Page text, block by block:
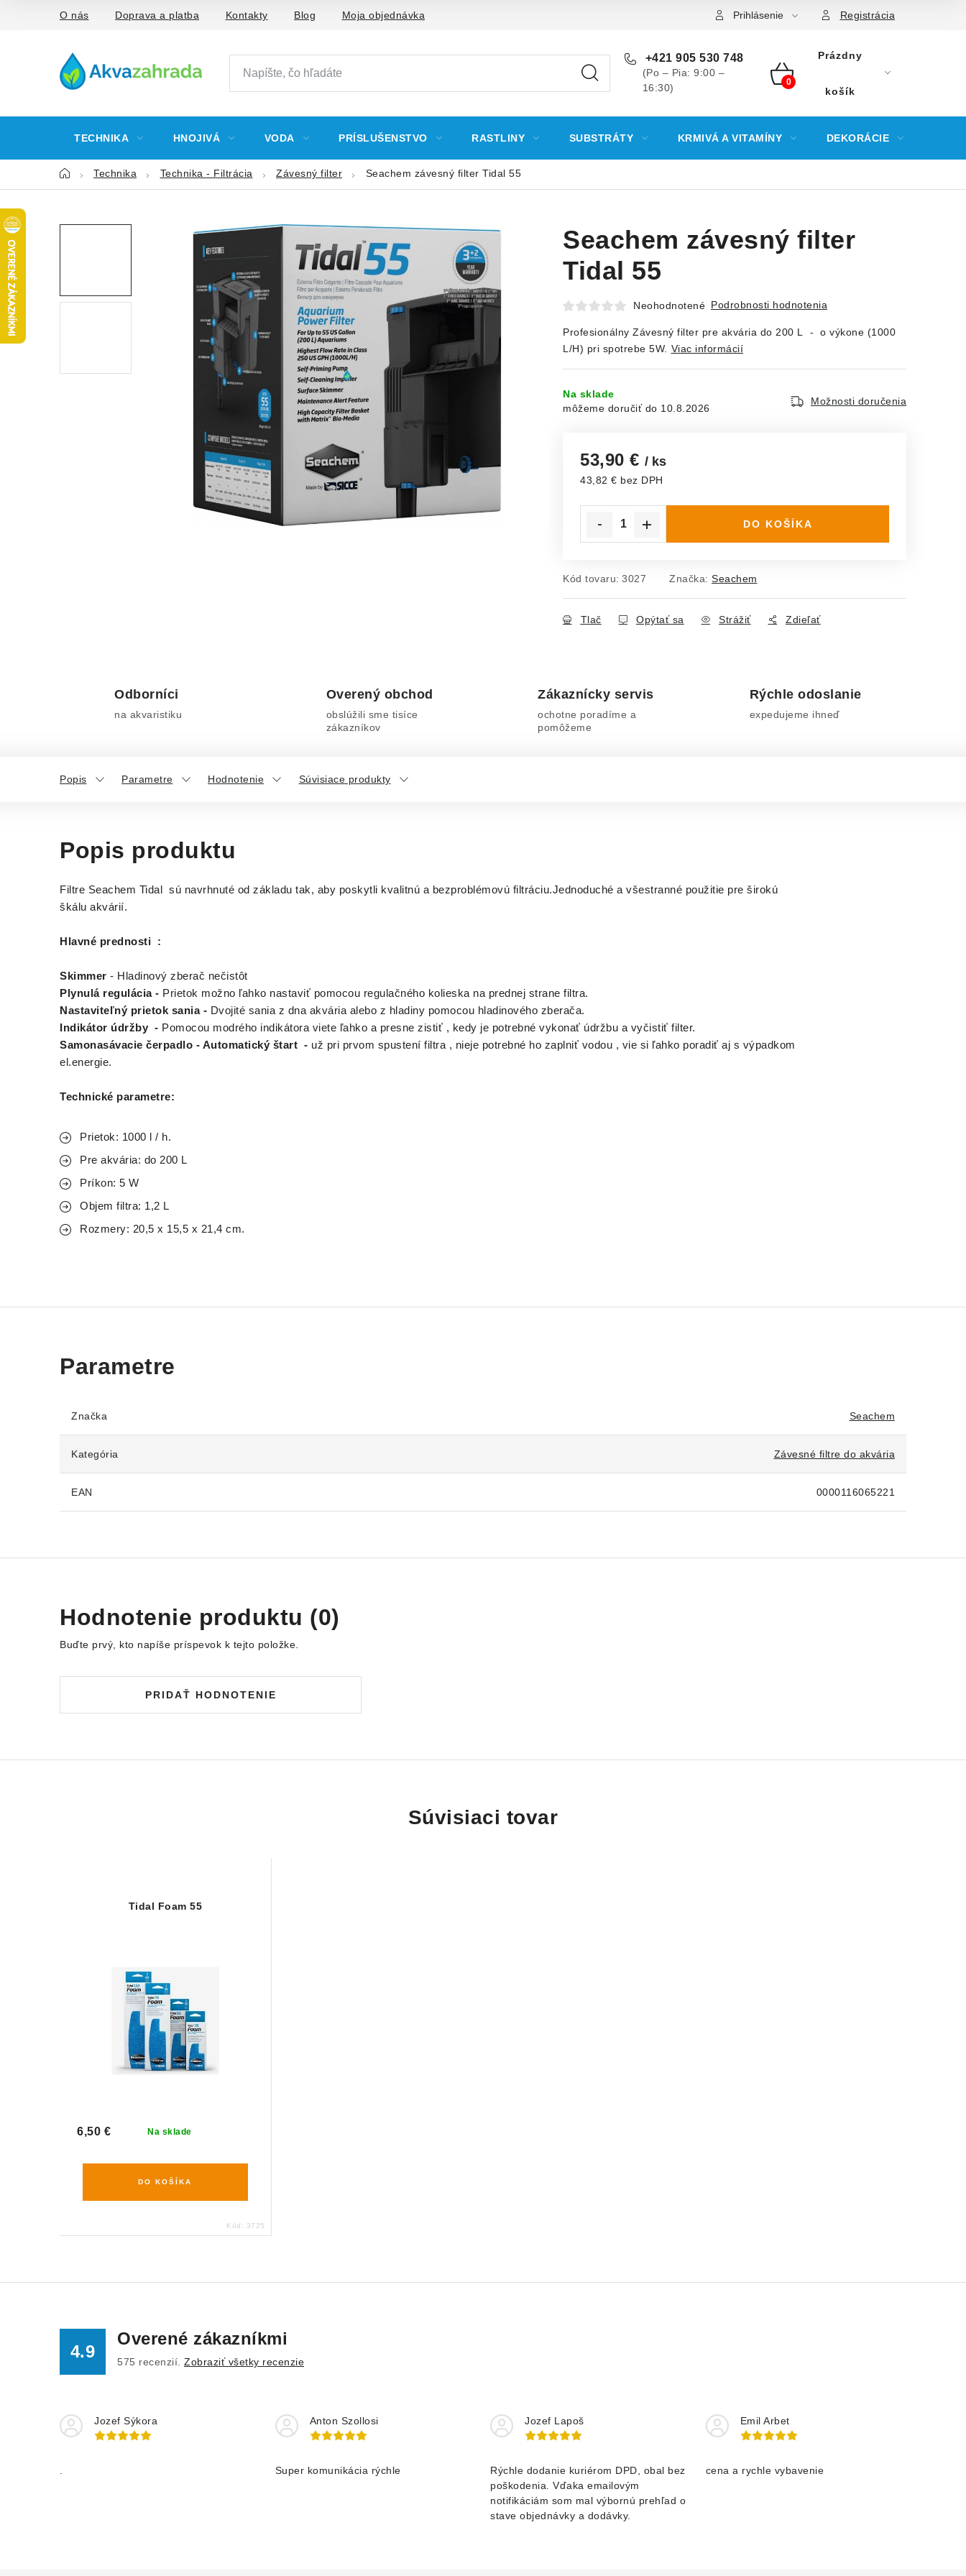
O nás Doprava a platba Kontakty Blog Moja objednávka Prihlásenie Registrácia
+421 905 530 748
(Po – Pia: 9:00 –
16:30)
NÁKUPNÝ
Prázdny
košík
TECHNIKA HNOJIVÁ VODA PRÍSLUŠENSTVO RASTLINY SUBSTRÁTY KRMIVÁ A VITAMÍNY DEKORÁCIE
DomovTechnika Technika - Filtrácia Závesný filter Seachem závesný filter Tidal 55
Seachem závesný filter
Tidal 55
Neohodnotené Podrobnosti hodnotenia
Profesionálny Závesný filter pre akvária do 200 L - o výkone (1000
L/H) pri spotrebe 5W. Viac informácií
Na sklade
10.8.2026
Možnosti doručenia
53,90 € / ks
43,82 € bez DPH
DO KOŠÍKA
Kód tovaru: 3027 Značka: Seachem
Tlač Opýtať sa Strážiť Zdieľať
Odborníci
na akvaristiku
Overený obchod
obslúžili sme tisíce
zákazníkov
Zákaznícky servis
ochotne poradíme a
pomôžeme
Rýchle odoslanie
expedujeme ihneď
Popis Parametre Hodnotenie Súvisiace produkty
Popis produktu
Filtre Seachem Tidal sú navrhnuté od základu tak, aby poskytli kvalitnú a bezproblémovú filtráciu.Jednoduché a všestranné použitie pre širokú
škálu akvárií.
Hlavné prednosti :
Skimmer - Hladinový zberač nečistôt
Plynulá regulácia - Prietok možno ľahko nastaviť pomocou regulačného kolieska na prednej strane filtra.
Nastaviteľný prietok sania - Dvojité sania z dna akvária alebo z hladiny pomocou hladinového zberača.
Indikátor údržby - Pomocou modrého indikátora viete ľahko a presne zistiť , kedy je potrebné vykonať údržbu a vyčistiť filter.
Samonasávacie čerpadlo - Automatický štart - už pri prvom spustení filtra , nieje potrebné ho zaplniť vodou , vie si ľahko poradiť aj s výpadkom
el.energie.
Technické parametre:
Prietok: 1000 l / h.
Pre akvária: do 200 L
Príkon: 5 W
Objem filtra: 1,2 L
Rozmery: 20,5 x 15,5 x 21,4 cm.
Značka Seachem
Kategória Závesné filtre do akvária
EAN 0000116065221
Hodnotenie produktu (0)
Buďte prvý, kto napíše príspevok k tejto položke.
PRIDAŤ HODNOTENIE
Súvisiaci tovar
Tidal Foam 55
Na sklade
6,50 €
DO KOŠÍKA
Kód: 3725
4.9
Overené zákazníkmi
575 recenzií. Zobraziť všetky recenzie
Jozef Sýkora Anton Szollosi
Super komunikácia rýchle
Jozef Lapoš
Rýchle dodanie kuriérom DPD, obal bez
poškodenia. Vďaka emailovým
notifikáciám som mal výbornú prehľad o
stave objednávky a dodávky.
Emil Arbet
cena a rychle vybavenie